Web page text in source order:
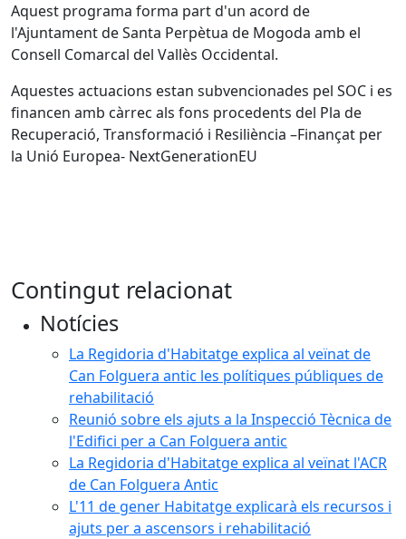
Aquest programa forma part d'un acord de
l'Ajuntament de Santa Perpètua de Mogoda amb el
Consell Comarcal del Vallès Occidental.
Aquestes actuacions estan subvencionades pel SOC i es
financen amb càrrec als fons procedents del Pla de
Recuperació, Transformació i Resiliència –Finançat per
la Unió Europea- NextGenerationEU
Contingut relacionat
Notícies
La Regidoria d'Habitatge explica al veïnat de
Can Folguera antic les polítiques públiques de
rehabilitació
Reunió sobre els ajuts a la Inspecció Tècnica de
l'Edifici per a Can Folguera antic
La Regidoria d'Habitatge explica al veïnat l'ACR
de Can Folguera Antic
L'11 de gener Habitatge explicarà els recursos i
ajuts per a ascensors i rehabilitació